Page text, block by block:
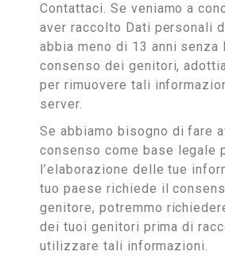
Contattaci. Se veniamo a
aver raccolto Dati personali
abbia meno di 13 anni
consenso dei genitori,
per rimuovere tali
server.
Se abbiamo bisogno di fare
consenso come base legale
l’elaborazione delle tue
tuo paese richiede il
genitore, potremmo
dei tuoi genitori prima di
utilizzare tali informazioni.